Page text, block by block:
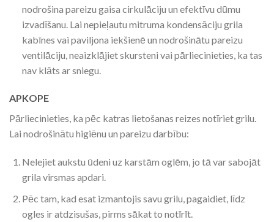
nodrošina pareizu gaisa cirkulāciju un efektīvu dūmu
izvadīšanu. Lai nepieļautu mitruma kondensāciju grila
kabīnes vai paviljona iekšienē un nodrošinātu pareizu
ventilāciju, neaizklājiet skursteni vai pārliecinieties, ka tas
nav klāts ar sniegu.
APKOPE
Pārliecinieties, ka pēc katras lietošanas reizes notīriet grilu.
Lai nodrošinātu higiēnu un pareizu darbību:
Nelejiet aukstu ūdeni uz karstām oglēm, jo tā var sabojāt
grila virsmas apdari.
Pēc tam, kad esat izmantojis savu grilu, pagaidiet, līdz
ogles ir atdzisušas, pirms sākat to notīrīt.